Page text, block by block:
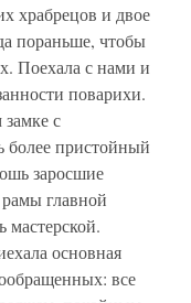
храбрецов и двое
пораньше, чтобы
Поехала с нами и
поварихи.
с
более пристойный
заросшие
главной
мастерской.
основная
все